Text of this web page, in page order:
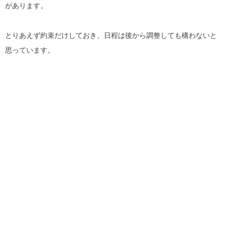
があります。
とりあえず約束だけしておき、日程は後から調整しても構わないと
思っています。